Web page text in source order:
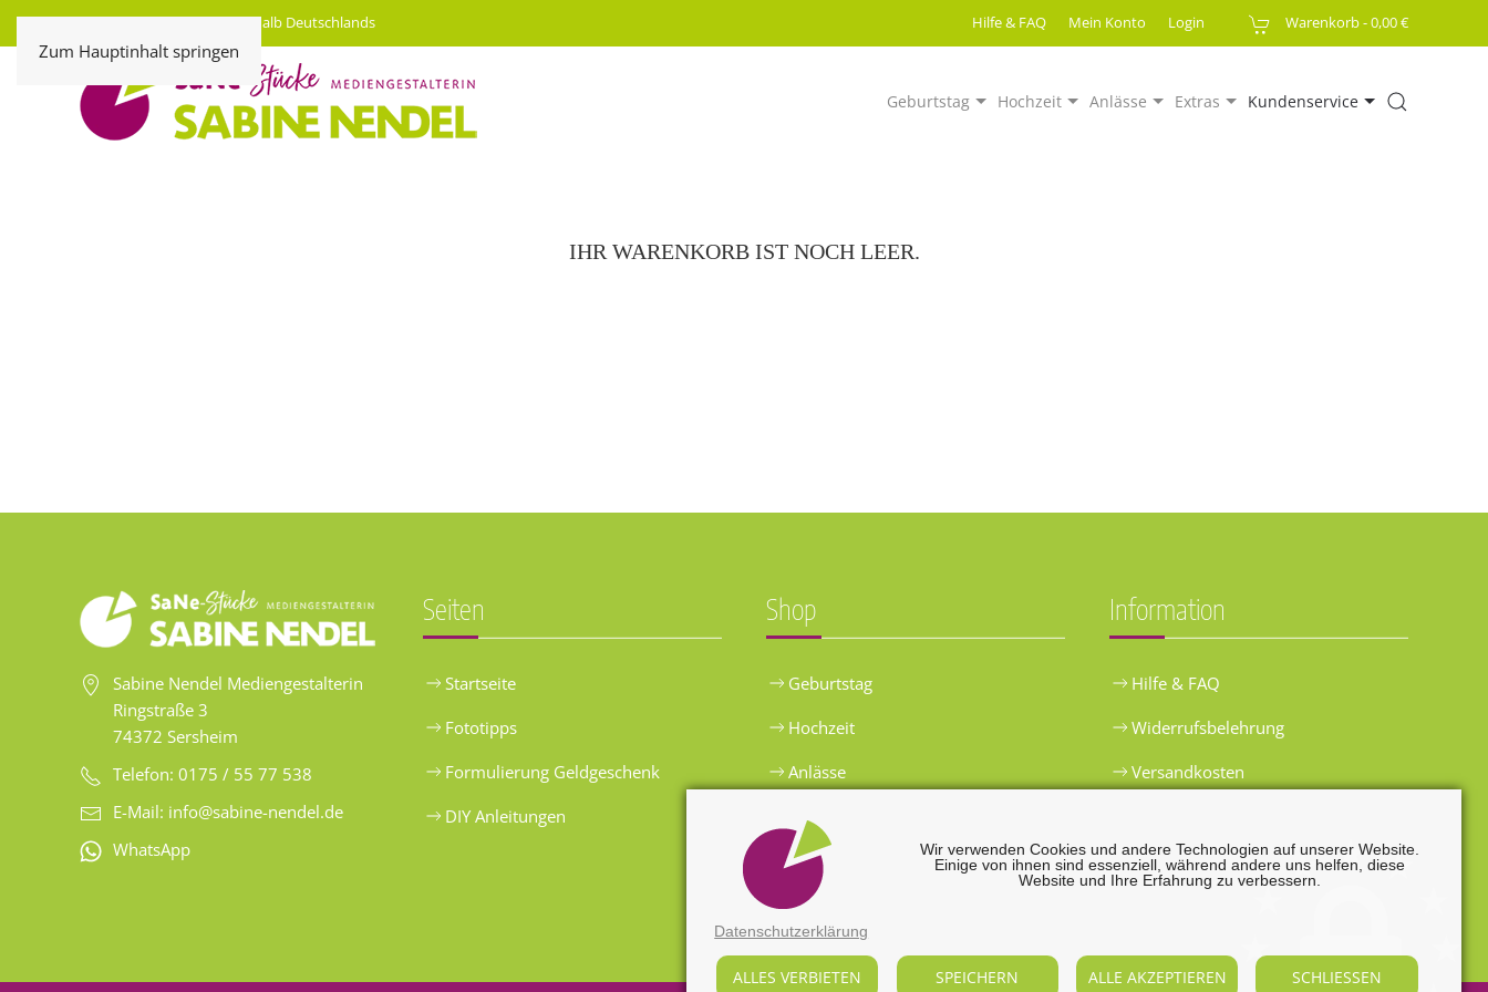
Wir verwenden Cookies und andere Technologien auf unserer Website.
Einige von ihnen sind essenziell, während andere uns helfen, diese
Website und Ihre Erfahrung zu verbessern.
Datenschutzerklärung
ALLES VERBIETEN SPEICHERN ALLE AKZEPTIEREN SCHLIESSEN
Zum Hauptinhalt springen
Kostenloser Versand innerhalb Deutschlands Hilfe & FAQ Mein Konto Login Warenkorb -0,00 €
Geburtstag Hochzeit Anlässe Extras Kundenservice
IHR WARENKORB IST NOCH LEER.
Sabine Nendel Mediengestalterin
Ringstraße 3
74372 Sersheim
Telefon: 0175 / 55 77 538
E-Mail: info@sabine-nendel.de
WhatsApp
Seiten
Startseite
Fototipps
Formulierung Geldgeschenk
DIY Anleitungen
Shop
Geburtstag
Hochzeit
Anlässe
Extras
Information
Hilfe & FAQ
Widerrufsbelehrung
Versandkosten
Widerrufsformular